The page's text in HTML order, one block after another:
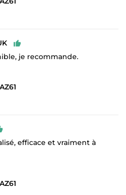
je recommande.
efficace et vraiment à